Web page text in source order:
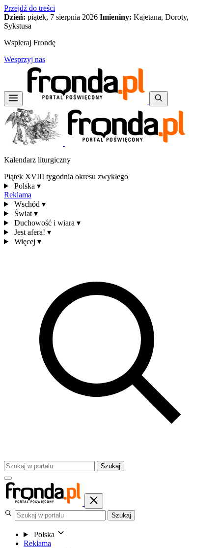
Przejdź do treści
Dzień: piątek, 7 sierpnia 2026 Imieniny: Kajetana, Doroty,
Sykstusa
Wspieraj Frondę
Wesprzyj nas
Kalendarz liturgiczny
Piątek XVIII tygodnia okresu zwykłego
Polska ▾
Reklama
Wschód ▾
Świat ▾
Duchowość i wiara ▾
Jest afera! ▾
Więcej ▾
Szukaj
Szukaj
Polska
Reklama